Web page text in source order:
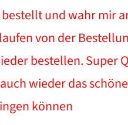
und wahr mir
von der
bestellen. Super
wieder das
können